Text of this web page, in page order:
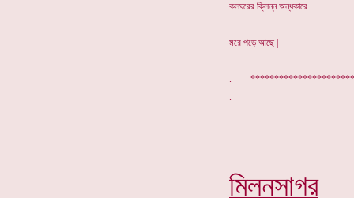
কলঘরের ক্লিন্ন অন্ধকারে
মরে পড়ে আছে |
.
মিলনসাগর